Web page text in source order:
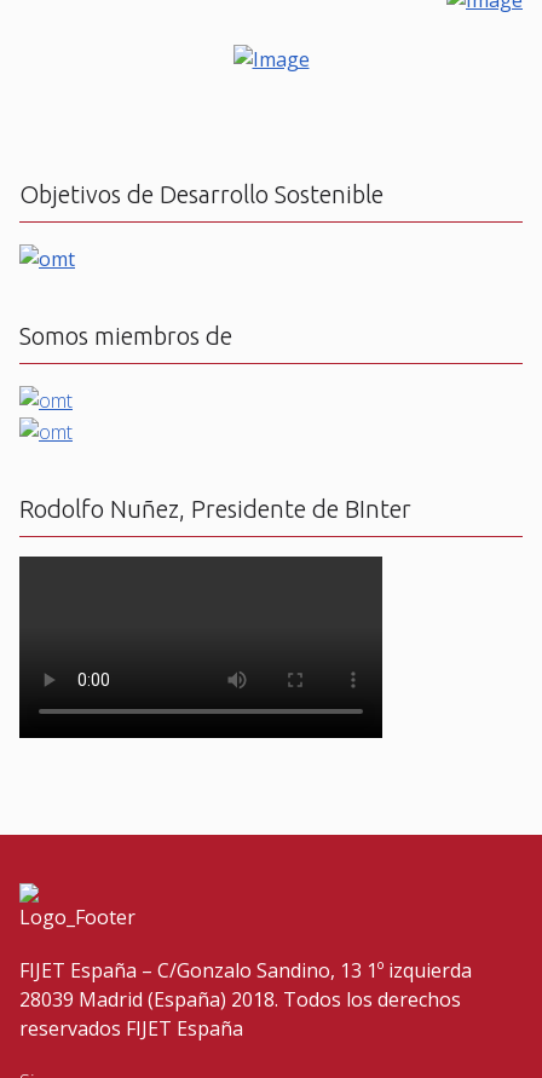
Objetivos de Desarrollo Sostenible
Somos miembros de
Rodolfo Nuñez, Presidente de BInter
FIJET España – C/Gonzalo Sandino, 13 1º izquierda
28039 Madrid (España) 2018. Todos los derechos
reservados FIJET España